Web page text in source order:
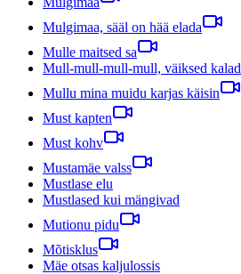
Mulgimaa, sääl on hää elada
Mulle maitsed sa
Mull-mull-mull-mull, väiksed kalad
Mullu mina muidu karjas käisin
Must kapten
Must kohv
Mustamäe valss
Mustlase elu
Mustlased kui mängivad
Mutionu pidu
Mõtisklus
Mäe otsas kaljulossis